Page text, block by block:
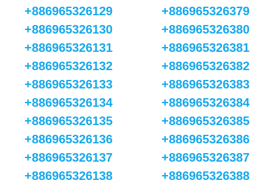
+886965326129
+886965326130
+886965326131
+886965326132
+886965326133
+886965326134
+886965326135
+886965326136
+886965326137
+886965326138
+886965326379
+886965326380
+886965326381
+886965326382
+886965326383
+886965326384
+886965326385
+886965326386
+886965326387
+886965326388